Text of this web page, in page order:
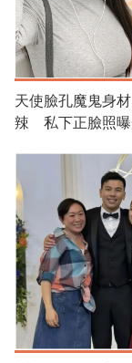
天使臉孔魔鬼身
辣 私下正臉照曝